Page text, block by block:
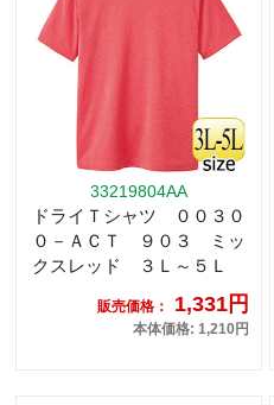
33219804AA
ドライＴシャツ ００３０
０－ＡＣＴ ９０３ ミッ
クスレッド ３Ｌ～５Ｌ
販売価格： 1,331円
本体価格: 1,210円